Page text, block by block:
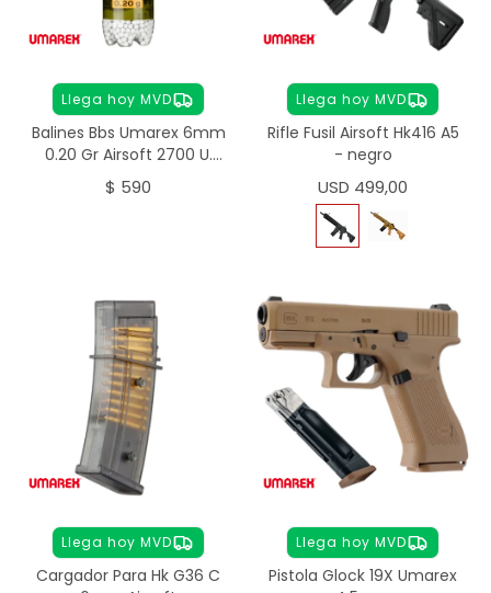
Llega hoy MVD
Balines Bbs Umarex 6mm
0.20 Gr Airsoft 2700 U.
Premium
$ 590
Llega hoy MVD
Rifle Fusil Airsoft Hk416 A5
- negro
USD 499,00
Llega hoy MVD
Cargador Para Hk G36 C
Llega hoy MVD
Pistola Glock 19X Umarex